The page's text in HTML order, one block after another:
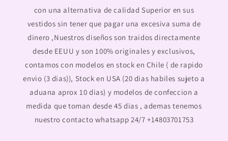
con una alternativa de calidad Superior en sus
vestidos sin tener que pagar una excesiva suma de
dinero ,Nuestros diseños son traidos directamente
desde EEUU y son 100% originales y exclusivos,
contamos con modelos en stock en Chile ( de rapido
envio (3 dias)), Stock en USA (20 dias habiles sujeto a
aduana aprox 10 dias) y modelos de confeccion a
medida que toman desde 45 dias , ademas tenemos
nuestro contacto whatsapp 24/7 +14803701753